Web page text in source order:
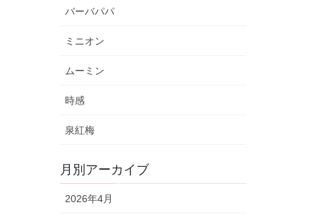
バーバパパ
ミニオン
ムーミン
時感
泉紅梅
月別アーカイブ
2026年4月